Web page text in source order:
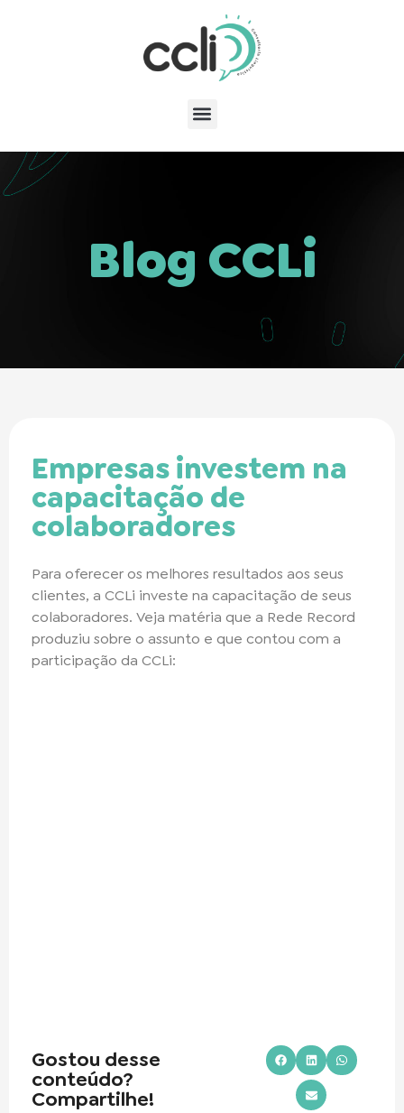
Blog CCLi
Empresas investem na
capacitação de
colaboradores
Para oferecer os melhores resultados aos seus
clientes, a CCLi investe na capacitação de seus
colaboradores. Veja matéria que a Rede Record
produziu sobre o assunto e que contou com a
participação da CCLi:
Gostou desse
conteúdo?
Compartilhe!